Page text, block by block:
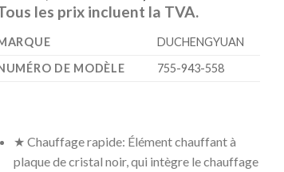
les prix incluent la TVA.
‎DUCHENGYUAN
DE MODÈLE
‎755-943-558
★ Chauffage rapide: Élément chauffant à
plaque de cristal noir, qui intègre le chauffage